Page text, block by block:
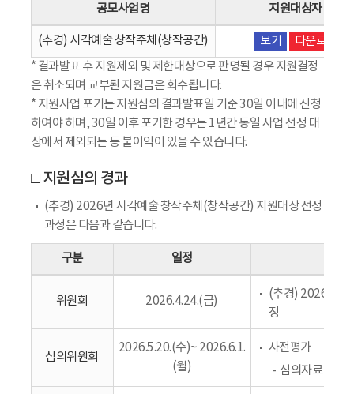
공모사업명 지원대상자 명단
(추경) 시각예술 창작주체(창작공간) 보기
다운로드
* 결과발표 후 지원제외 및 제한대상으로 판명될 경우 지원결정
은 취소되며 교부된 지원금은 회수됩니다.
* 지원사업 포기는 지원심의 결과발표일 기준 30일 이내에 신청
하여야 하며, 30일 이후 포기한 경우는 1년간 동일 사업 선정 대
상에서 제외되는 등 불이익이 있을 수 있습니다.
□ 지원심의 경과
(추경) 2026년 시각예술 창작주체(창작공간) 지원대상 선정
과정은 다음과 같습니다.
구분 일정
위원회 2026.4.24.(금)
(추경) 2026년 시
정
심의위원회
2026.5.20.(수)~ 2026.6.1.
(월)
사전평가
심의자료 전수